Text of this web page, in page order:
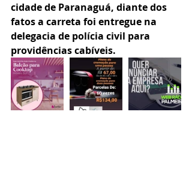
cidade de Paranaguá, diante dos
fatos a carreta foi entregue na
delegacia de polícia civil para
providências cabíveis.